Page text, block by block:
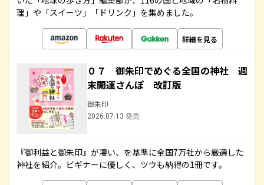
理」や「スイーツ」「ドリンク」を集めました。
詳細を見る
０７ 御朱印でめぐる全国の神社 週
末開運さんぽ 改訂版
御朱印
2026.07.13 発売
『御利益と御朱印』が凄い、を基準に全国7万社から厳選した
神社を紹介。ビギナーに優しく、ツウも納得の1冊です。